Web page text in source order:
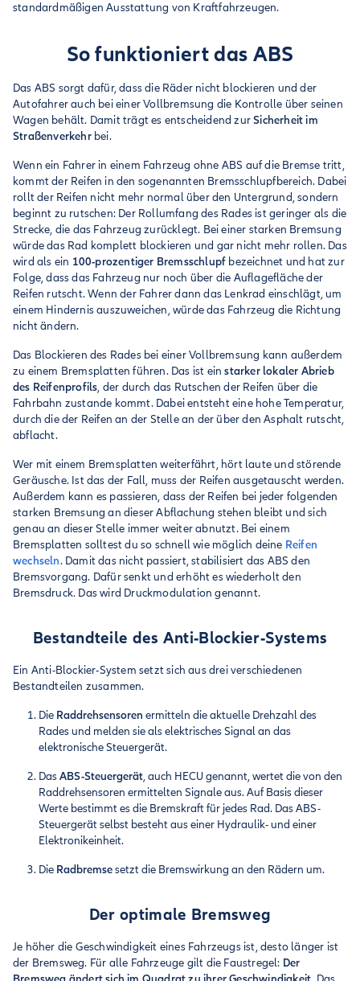
standardmäßigen Ausstattung von Kraftfahrzeugen.
So funktioniert das ABS
Das ABS sorgt dafür, dass die Räder nicht blockieren und der
Autofahrer auch bei einer Vollbremsung die Kontrolle über seinen
Wagen behält. Damit trägt es entscheidend zurSicherheit im
Straßenverkehrbei.
Wenn ein Fahrer in einem Fahrzeug ohne ABS auf die Bremse tritt,
kommt der Reifen in den sogenannten Bremsschlupfbereich. Dabei
rollt der Reifen nicht mehr normal über den Untergrund, sondern
beginnt zu rutschen: Der Rollumfang des Rades ist geringer als die
Strecke, die das Fahrzeug zurücklegt. Bei einer starken Bremsung
würde das Rad komplett blockieren und gar nicht mehr rollen. Das
wird als ein 100-prozentiger Bremsschlupf bezeichnet und hat zur
Folge, dass das Fahrzeug nur noch über die Auflagefläche der
Reifen rutscht. Wenn der Fahrer dann das Lenkrad einschlägt, um
einem Hindernis auszuweichen, würde das Fahrzeug die Richtung
nicht ändern.
Das Blockieren des Rades bei einer Vollbremsung kann außerdem
zu einem Bremsplatten führen. Das ist ein starker lokaler Abrieb
des Reifenprofils, der durch das Rutschen der Reifen über die
Fahrbahn zustande kommt. Dabei entsteht eine hohe Temperatur,
durch die der Reifen an der Stelle an der über den Asphalt rutscht,
abflacht.
Wer mit einem Bremsplatten weiterfährt, hört laute und störende
Geräusche. Ist das der Fall, muss der Reifen ausgetauscht werden.
Außerdem kann es passieren, dass der Reifen bei jeder folgenden
starken Bremsung an dieser Abflachung stehen bleibt und sich
genau an dieser Stelle immer weiter abnutzt. Bei einem
Bremsplatten solltest du so schnell wie möglich deine Reifen
wechseln. Damit das nicht passiert, stabilisiert das ABS den
Bremsvorgang. Dafür senkt und erhöht es wiederholt den
Bremsdruck. Das wird Druckmodulation genannt.
Bestandteile des Anti-Blockier-Systems
Ein Anti-Blockier-System setzt sich aus drei verschiedenen
Bestandteilen zusammen.
Die Raddrehsensoren ermitteln die aktuelle Drehzahl des
Rades und melden sie als elektrisches Signal an das
elektronische Steuergerät.
DasABS-Steuergerät, auch HECU genannt, wertet die von den
Raddrehsensoren ermittelten Signale aus. Auf Basis dieser
Werte bestimmt es die Bremskraft für jedes Rad. Das ABS-
Steuergerät selbst besteht aus einer Hydraulik- und einer
Elektronikeinheit.
Die Radbremsesetzt die Bremswirkung an den Rädern um.
Der optimale Bremsweg
Je höher die Geschwindigkeit eines Fahrzeugs ist, desto länger ist
der Bremsweg. Für alle Fahrzeuge gilt die Faustregel: Der